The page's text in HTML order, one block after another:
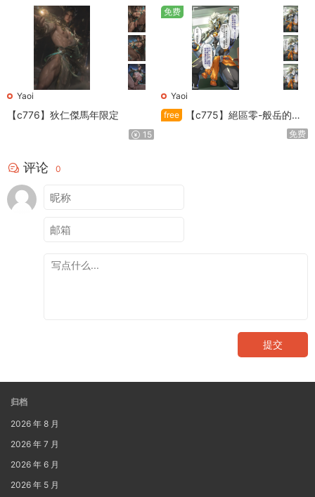
Yaoi
【c776】狄仁傑馬年限定
15
Yaoi
free
【c775】絕區零-般岳的訓
免费
免费
评论 0
提交
归档
2026 年 8 月
2026 年 7 月
2026 年 6 月
2026 年 5 月